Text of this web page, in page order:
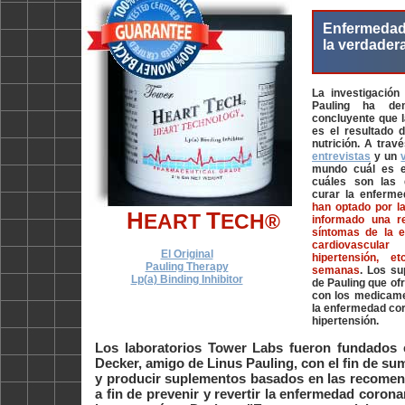
HEART TECH®
El Original
Pauling Therapy
Lp(a) Binding Inhibitor
la
La
Pauling ha
concluyente que
es el resultado
nutrición. A
entrevistas y un
mundo cuál es
cuáles son las
curar la
han optado por
informado una
síntomas de la
hipertensión,
semanas. Los
de Pauling que
con los
la enfermedad
hipertensión.
Los laboratorios Tower Labs fueron fundados
Decker, amigo de Linus Pauling, con el fin de
y producir suplementos basados en las
a fin de prevenir y revertir la enfermedad